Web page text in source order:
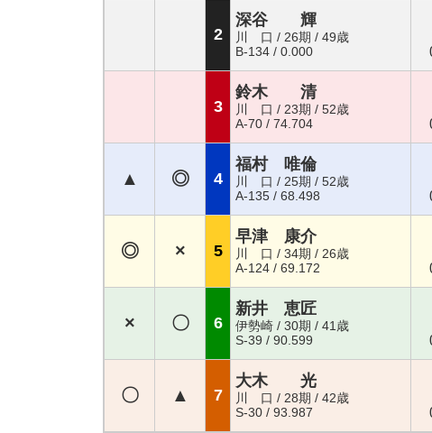
2
深谷 輝
川 口 / 26期 / 49歳
B-134 / 0.000
3
鈴木 清
川 口 / 23期 / 52歳
A-70 / 74.704
▲ ◎ 4
福村 唯倫
川 口 / 25期 / 52歳
A-135 / 68.498
◎ × 5
早津 康介
川 口 / 34期 / 26歳
A-124 / 69.172
× 〇 6
新井 恵匠
伊勢崎 / 30期 / 41歳
S-39 / 90.599
〇 ▲ 7
大木 光
川 口 / 28期 / 42歳
S-30 / 93.987